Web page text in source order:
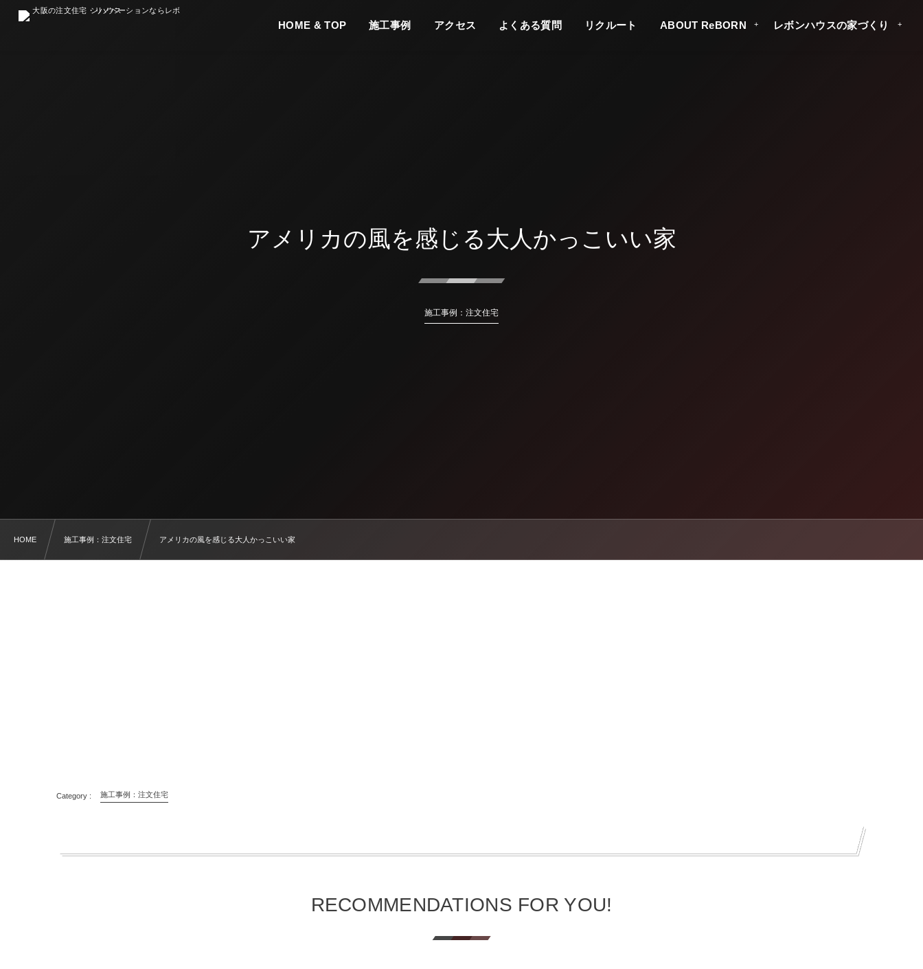
HOME & TOP
最初のページ 施工事例 アクセス
どこにある
の？
よくある質問
よくある質問 リクルート ABOUT ReBORN
レボンハウス？ レボンハウスの家づくり
アメリカの風を感じる大人かっこいい家
施工事例：注文住宅
HOME 施工事例：注文住宅 アメリカの風を感じる大人かっこいい家
施工事例：注文住宅
RECOMMENDATIONS FOR YOU!